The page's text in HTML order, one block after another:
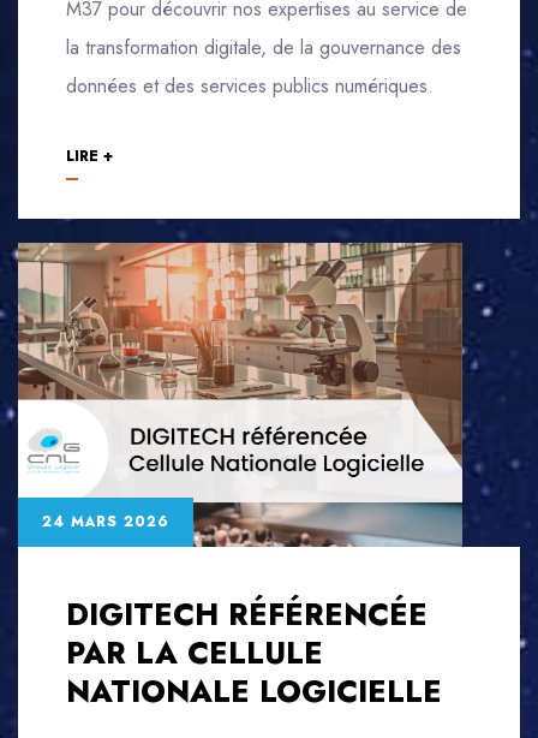
M37 pour découvrir nos expertises au service de
la transformation digitale, de la gouvernance des
données et des services publics numériques.
LIRE +
24 MARS 2026
DIGITECH RÉFÉRENCÉE
PAR LA CELLULE
NATIONALE LOGICIELLE